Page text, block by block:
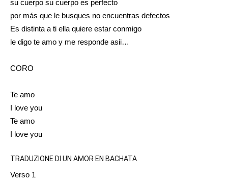
su cuerpo su cuerpo es perfecto
por más que le busques no encuentras defectos
Es distinta a ti ella quiere estar conmigo
le digo te amo y me responde asii…
CORO
Te amo
I love you
Te amo
I love you
TRADUZIONE DI UN AMOR EN BACHATA
Verso 1